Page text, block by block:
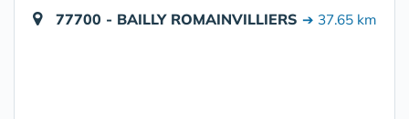
77700 - BAILLY ROMAINVILLIERS ➔ 37.65 km